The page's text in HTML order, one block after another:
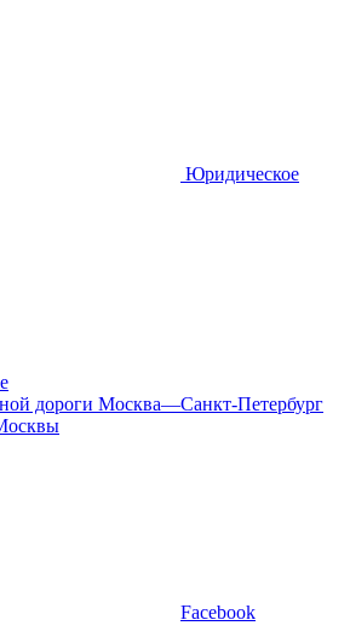
Юридическое
дороги Москва—Санкт-Петербург
Facebook